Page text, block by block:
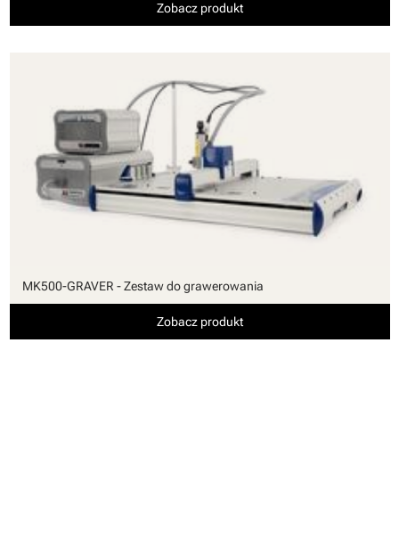
Zobacz produkt
MK500-GRAVER - Zestaw do grawerowania
Zobacz produkt